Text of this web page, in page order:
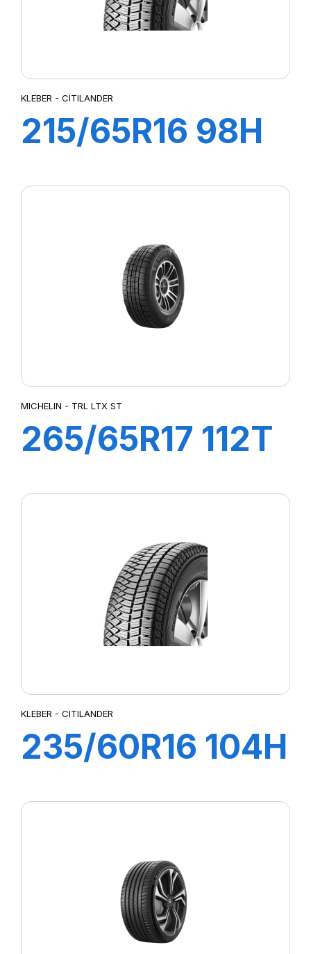
KLEBER - CITILANDER
215/65R16 98H
MICHELIN - TRL LTX ST
265/65R17 112T
KLEBER - CITILANDER
235/60R16 104H